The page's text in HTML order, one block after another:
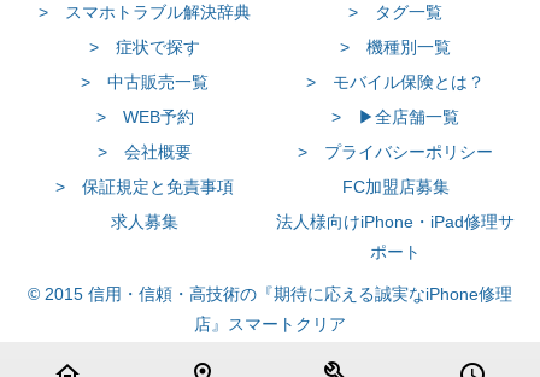
> スマホトラブル解決辞典
> タグ一覧
> 症状で探す
> 機種別一覧
> 中古販売一覧
> モバイル保険とは？
> WEB予約
> ▶全店舗一覧
> 会社概要
> プライバシーポリシー
> 保証規定と免責事項
FC加盟店募集
求人募集
法人様向けiPhone・iPad修理サ
ポート
© 2015 信用・信頼・高技術の『期待に応える誠実なiPhone修理
店』スマートクリア